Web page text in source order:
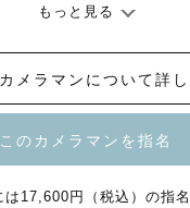
ー ３万人 『まほぉ』
アへの掲載
トバンク様、ソニー様
ハウス様 etc
もっと見る
メラマンについて詳し
17,600円（税込）の指